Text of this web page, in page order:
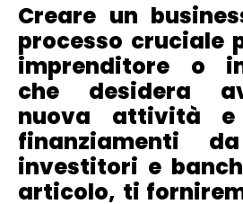
Creare un
processo cruciale
imprenditore o
che desidera
nuova attività
finanziamenti
investitori e
articolo, ti